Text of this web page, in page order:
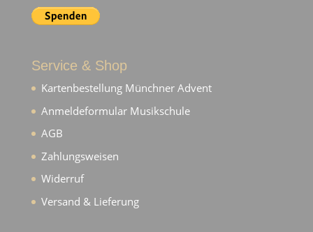
Service & Shop
Kartenbestellung Münchner Advent
Anmeldeformular Musikschule
AGB
Zahlungsweisen
Widerruf
Versand & Lieferung